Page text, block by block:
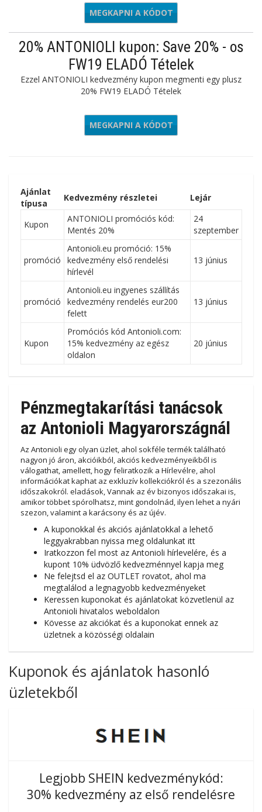
FIRST10
MEGKAPNI A KÓDOT
20% ANTONIOLI kupon: Save 20% - os
FW19 ELADÓ Tételek
Ezzel ANTONIOLI kedvezmény kupon megmenti egy plusz
20% FW19 ELADÓ Tételek
TRAFW19
MEGKAPNI A KÓDOT
Ajánlat
típusa
Kedvezmény részletei Lejár
Kupon
ANTONIOLI promóciós kód:
Mentés 20%
24
szeptember
promóció
Antonioli.eu promóció: 15%
kedvezmény első rendelési
hírlevél
13 június
promóció
Antonioli.eu ingyenes szállítás
kedvezmény rendelés eur200
felett
13 június
Kupon
Promóciós kód Antonioli.com:
15% kedvezmény az egész
oldalon
20 június
Pénzmegtakarítási tanácsok
az Antonioli Magyarországnál
Az Antonioli egy olyan üzlet, ahol sokféle termék található
nagyon jó áron, akcióikból, akciós kedvezményeikből is
válogathat, amellett, hogy feliratkozik a Hírlevélre, ahol
információkat kaphat az exkluzív kollekciókról és a szezonális
időszakokról. eladások, Vannak az év bizonyos időszakai is,
amikor többet spórolhatsz, mint gondolnád, ilyen lehet a nyári
szezon, valamint a karácsony és az újév.
A kuponokkal és akciós ajánlatokkal a lehető
leggyakrabban nyissa meg oldalunkat itt
Iratkozzon fel most az Antonioli hírlevelére, és a
kupont 10% üdvözlő kedvezménnyel kapja meg
Ne felejtsd el az OUTLET rovatot, ahol ma
megtalálod a legnagyobb kedvezményeket
Keressen kuponokat és ajánlatokat közvetlenül az
Antonioli hivatalos weboldalon
Kövesse az akciókat és a kuponokat ennek az
üzletnek a közösségi oldalain
Kuponok és ajánlatok hasonló
üzletekből
Legjobb SHEIN kedvezménykód:
30% kedvezmény az első rendelésre